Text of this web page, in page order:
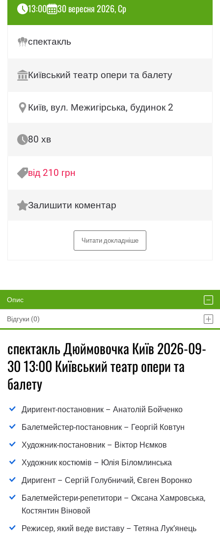
13:00 30 вересня 2026, Ср
спектакль
Київський театр опери та балету
Київ, вул. Межигірська, будинок 2
80 хв
від 210 грн
Залишити коментар
Читати докладніше
Опис
Відгуки (0)
спектакль Дюймовочка Київ 2026-09-
30 13:00 Київський театр опери та
балету
Диригент-постановник – Анатолій Бойченко
Балетмейстер-постановник – Георгій Ковтун
Художник-постановник – Віктор Нємков
Художник костюмів – Юлія Біломлинська
Диригент – Сергій Голубничий, Євген Воронко
Балетмейстери-репетитори – Оксана Хамровська,
Костянтин Віновой
Режисер, який веде виставу – Тетяна Лук’янець